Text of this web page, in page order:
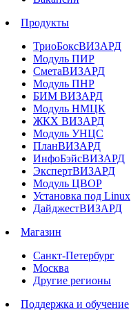
Продукты
ТриоБоксВИЗАРД
Модуль ПИР
СметаВИЗАРД
Модуль ПНР
БИМ ВИЗАРД
Модуль НМЦК
ЖКХ ВИЗАРД
Модуль УНЦС
ПланВИЗАРД
ИнфоБэйсВИЗАРД
ЭкспертВИЗАРД
Модуль ЦВОР
Установка под Linux
ДайджестВИЗАРД
Магазин
Санкт-Петербург
Москва
Другие регионы
Поддержка и обучение